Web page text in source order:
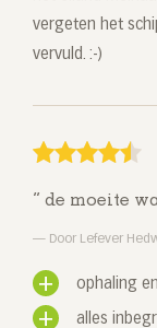
vergeten het
vervuld. :-)
de moeite
Door Lefever
ophaling
alles